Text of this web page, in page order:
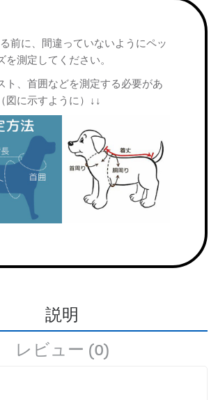
前に、間違っていないようにペッ
を測定してください。
ト、首囲などを測定する必要があ
図に示すように）↓↓
説明
レビュー (0)